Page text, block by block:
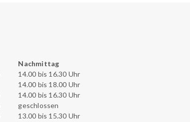
Nachmittag
14.00 bis 16.30 Uhr
14.00 bis 18.00 Uhr
14.00 bis 16.30 Uhr
geschlossen
13.00 bis 15.30 Uhr